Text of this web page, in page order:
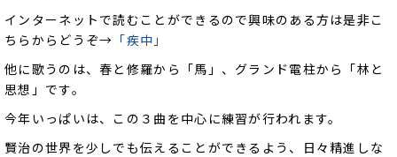
インターネットで読むことができるので興味のある方は是非こ
ちらからどうぞ→ 「疾中」
他に歌うのは、春と修羅から「馬」、グランド電柱から「林と
思想」です。
今年いっぱいは、この３曲を中心に練習が行われます。
賢治の世界を少しでも伝えることができるよう、日々精進しな